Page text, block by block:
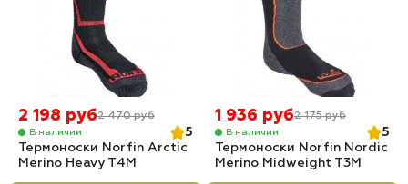
2 198 руб2 470 руб
В наличии
5
Термоноски Norfin Arctic
Merino Heavy T4M
1 936 руб2 175 руб
В наличии
5
Термоноски Norfin Nordic
Merino Midweight T3M